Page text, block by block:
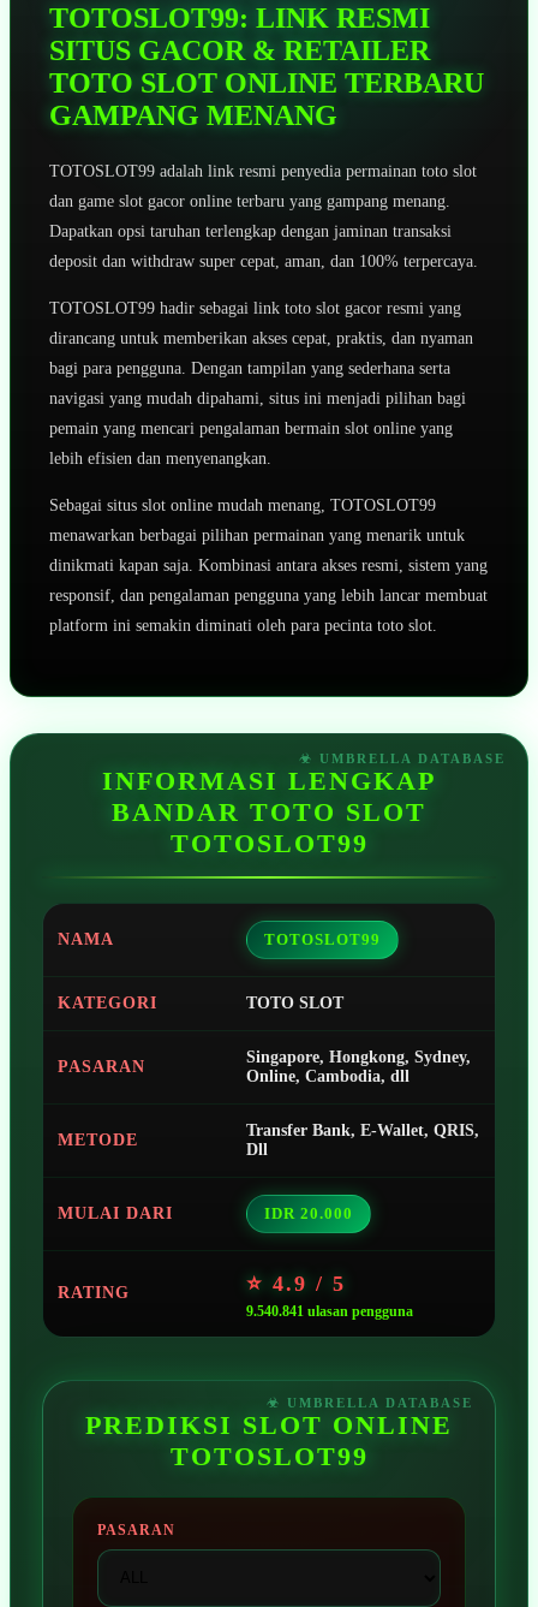
TOTOSLOT99: LINK RESMI
SITUS GACOR & RETAILER
TOTO SLOT ONLINE TERBARU
GAMPANG MENANG
TOTOSLOT99 adalah link resmi penyedia permainan toto slot
dan game slot gacor online terbaru yang gampang menang.
Dapatkan opsi taruhan terlengkap dengan jaminan transaksi
deposit dan withdraw super cepat, aman, dan 100% terpercaya.
TOTOSLOT99 hadir sebagai link toto slot gacor resmi yang
dirancang untuk memberikan akses cepat, praktis, dan nyaman
bagi para pengguna. Dengan tampilan yang sederhana serta
navigasi yang mudah dipahami, situs ini menjadi pilihan bagi
pemain yang mencari pengalaman bermain slot online yang
lebih efisien dan menyenangkan.
Sebagai situs slot online mudah menang, TOTOSLOT99
menawarkan berbagai pilihan permainan yang menarik untuk
dinikmati kapan saja. Kombinasi antara akses resmi, sistem yang
responsif, dan pengalaman pengguna yang lebih lancar membuat
platform ini semakin diminati oleh para pecinta toto slot.
INFORMASI LENGKAP
BANDAR TOTO SLOT
TOTOSLOT99
NAMA TOTOSLOT99
KATEGORI TOTO SLOT
PASARAN
Singapore, Hongkong, Sydney,
Online, Cambodia, dll
METODE
Transfer Bank, E-Wallet, QRIS,
Dll
MULAI DARI IDR 20.000
RATING ⭐ 4.9 / 5
9.540.841 ulasan pengguna
PREDIKSI SLOT ONLINE
TOTOSLOT99
PASARAN